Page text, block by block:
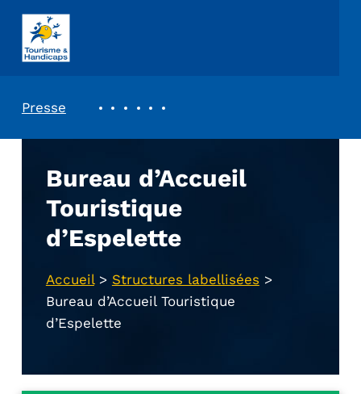
ASSOCIATION TOURISME ET HANDICAPS
Presse
Bureau d’Accueil
Touristique
d’Espelette
Accueil> Structures labellisées >
Bureau d’Accueil Touristique
d’Espelette